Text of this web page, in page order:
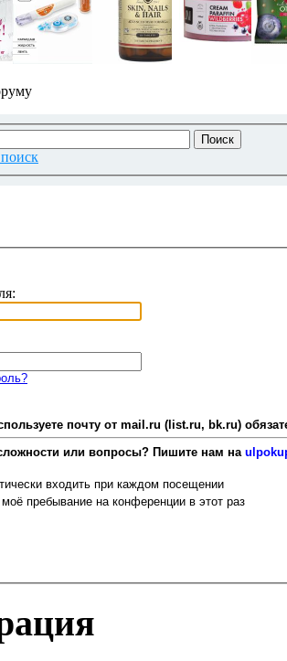
почту от mail.ru (list.ru, bk.ru)
или вопросы? Пишите нам на
входить при каждом посещении
пребывание на конференции в этот раз